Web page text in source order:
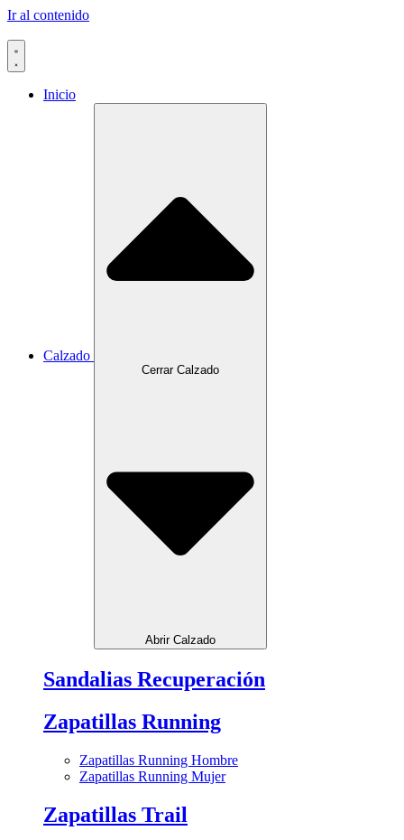
Ir al contenido
Inicio
Calzado
Cerrar Calzado
Abrir Calzado
Sandalias Recuperación
Zapatillas Running
Zapatillas Running Hombre
Zapatillas Running Mujer
Zapatillas Trail